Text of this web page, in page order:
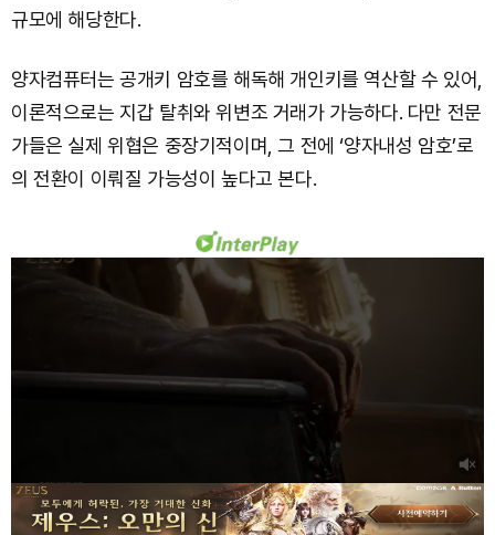
규모에 해당한다.
양자컴퓨터는 공개키 암호를 해독해 개인키를 역산할 수 있어,
이론적으로는 지갑 탈취와 위변조 거래가 가능하다. 다만 전문
가들은 실제 위협은 중장기적이며, 그 전에 ‘양자내성 암호’로
의 전환이 이뤄질 가능성이 높다고 본다.